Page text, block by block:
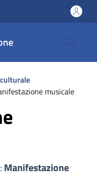
musicale
Manifestazione